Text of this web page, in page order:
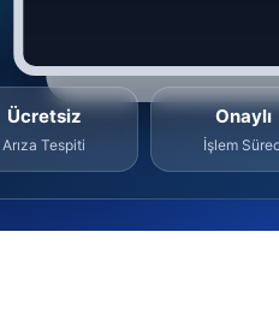
Ücretsiz
Arıza Tespiti
Onaylı
İşlem